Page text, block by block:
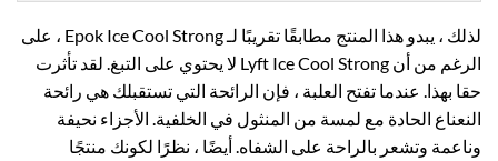
لذلك ، يبدو هذا المنتج مطابقًا تقريبًا لـ Epok Ice Cool Strong ، على
الرغم من أن Lyft Ice Cool Strong لا يحتوي على التبغ. لقد تأثرت
حقا بهذا. عندما تفتح العلبة ، فإن الرائحة التي تستقبلك هي رائحة
النعناع الحادة مع لمسة من المنثول في الخلفية. الأجزاء نحيفة
وناعمة وتشعر بالراحة على الشفاه. أيضًا ، نظرًا لكونك منتجًا